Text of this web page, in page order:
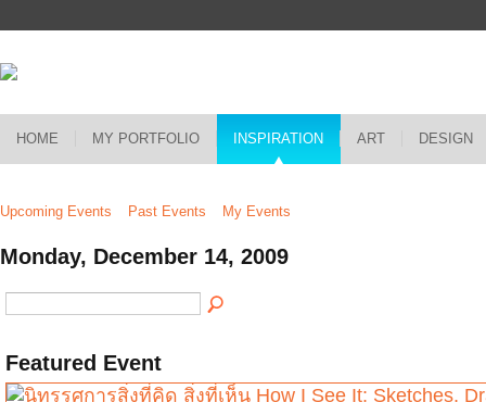
HOME MY PORTFOLIO INSPIRATION ART DESIGN
Upcoming Events Past Events My Events
Monday, December 14, 2009
Featured Event